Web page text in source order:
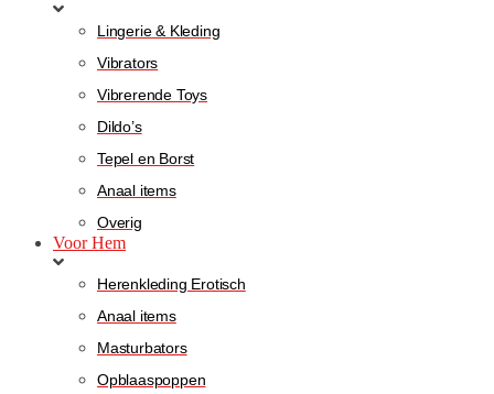
Lingerie & Kleding
Vibrators
Vibrerende Toys
Dildo’s
Tepel en Borst
Anaal items
Overig
Voor Hem
Herenkleding Erotisch
Anaal items
Masturbators
Opblaaspoppen